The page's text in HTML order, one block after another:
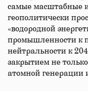
самые масштабные
геополитически
«водородной
промышленности к
нейтральности к
закрытием не
атомной